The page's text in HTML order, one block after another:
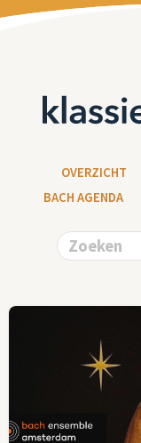
OVERZICHT
BACH AGENDA